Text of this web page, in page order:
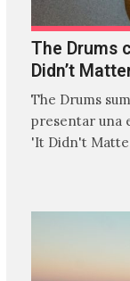
The Drums
Didn’t
The Drums
presentar una
'It Didn't